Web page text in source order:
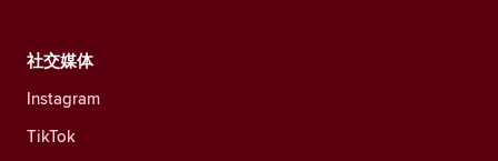
社交媒体
Instagram
TikTok